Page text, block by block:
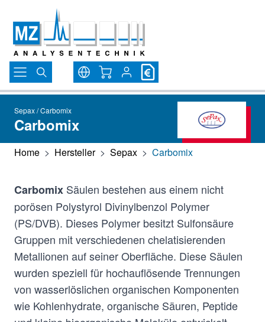
Direkt zum Inhalt
Warenkorb
Sepax / Carbomix
Carbomix
Home > Hersteller > Sepax > Carbomix
Carbomix Säulen bestehen aus einem nicht
porösen Polystyrol Divinylbenzol Polymer
(PS/DVB). Dieses Polymer besitzt Sulfonsäure
Gruppen mit verschiedenen chelatisierenden
Metallionen auf seiner Oberfläche. Diese Säulen
wurden speziell für hochauflösende Trennungen
von wasserlöslichen organischen Komponenten
wie Kohlenhydrate, organische Säuren, Peptide